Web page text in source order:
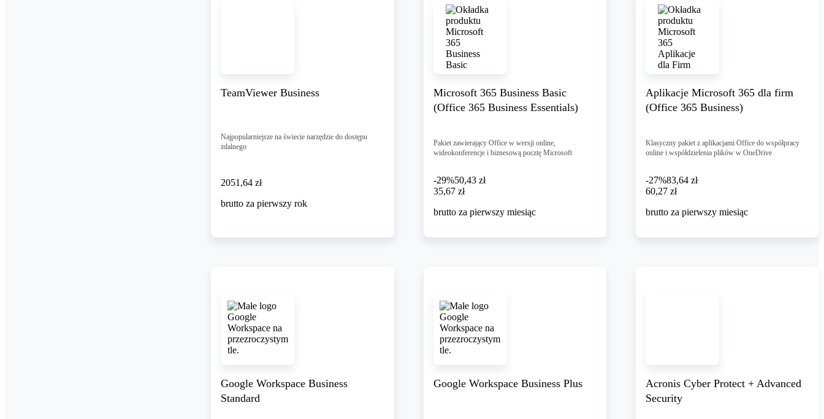
TeamViewer Business
Najpopularniejsze na świecie narzędzie do dostępu
zdalnego
2051,64 zł
2051 ,64 zł
brutto za pierwszy rok
Microsoft 365 Business Basic
(Office 365 Business Essentials)
Pakiet zawierający Office w wersji online,
wideokonferencje i biznesową pocztę Microsoft
-29%50,43 zł
35,67 zł
35,67 zł
brutto za pierwszy miesiąc
Aplikacje Microsoft 365 dla firm
(Office 365 Business)
Klasyczny pakiet z aplikacjami Office do współpracy
online i współdzielenia plików w OneDrive
-27%83,64 zł
60,27 zł
60,27 zł
brutto za pierwszy miesiąc
Google Workspace Business
Standard
Google Workspace Business Plus
Acronis Cyber Protect + Advanced
Security